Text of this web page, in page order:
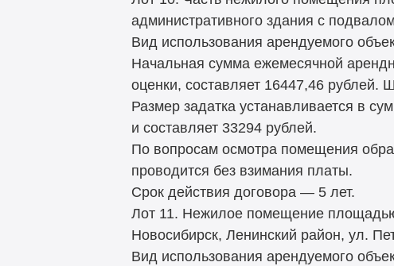
административного здания с
Вид использования арендуемого
Начальная сумма ежемесячной
оценки, составляет 16447,46 рублей.
Размер задатка устанавливается в
и составляет 33294 рублей.
По вопросам осмотра помещения
проводится без взимания платы.
Срок действия договора — 5 лет.
Лот 11. Нежилое помещение
Новосибирск, Ленинский район, ул.
Вид использования арендуемого